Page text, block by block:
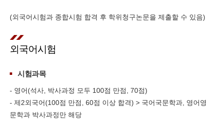
(외국어시험과 종합시험 합격 후 학위청구논문을 제출할 수 있음)
외국어시험
시험과목
- 영어(석사, 박사과정 모두 100점 만점, 70점)
- 제2외국어(100점 만점, 60점 이상 합격) > 국어국문학과, 영어영
문학과 박사과정만 해당